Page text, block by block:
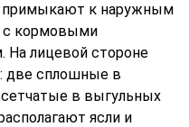
примыкают к наружным
с кормовыми
На лицевой стороне
две сплошные в
в выгульных
ясли и